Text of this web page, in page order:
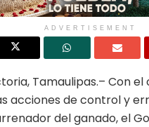
ADVERTISEMENT
Tamaulipas.– Con
acciones de control y
del ganado, el